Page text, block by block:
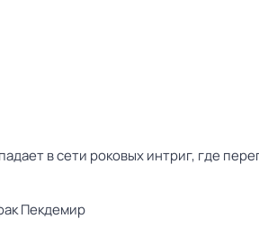
в сети роковых интриг, где
Пекдемир